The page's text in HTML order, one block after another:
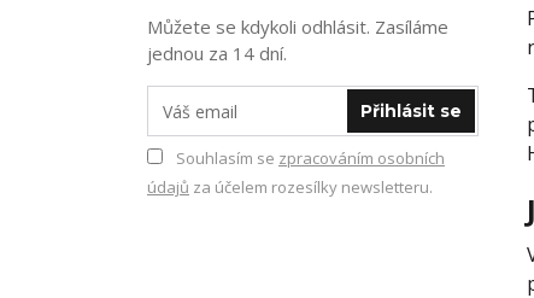
Můžete se kdykoli odhlásit. Zasíláme
jednou za 14 dní.
Přihlásit se
Souhlasím se zpracováním osobních
údajů za účelem rozesílky newsletteru.